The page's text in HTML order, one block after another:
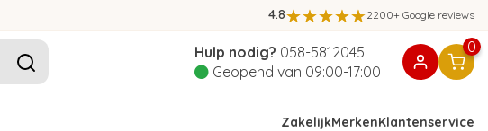
4.8 2200+ Google reviews
Hulp nodig? 058-5812045
Geopend van 09:00-17:00
0
ZakelijkMerkenKlantenservice